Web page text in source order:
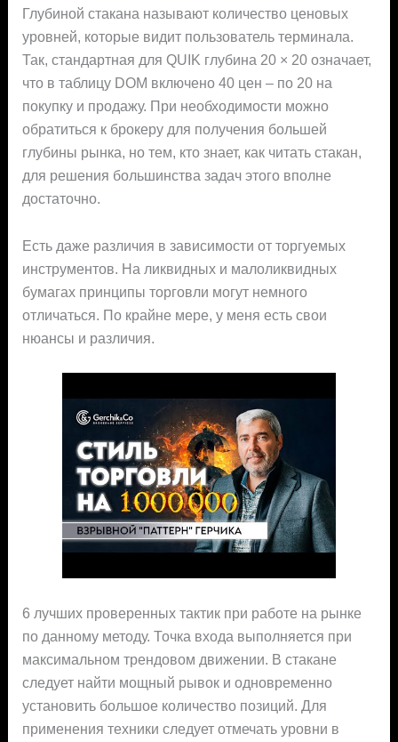
Глубиной стакана называют количество ценовых
уровней, которые видит пользователь терминала.
Так, стандартная для QUIK глубина 20 × 20 означает,
что в таблицу DOM включено 40 цен – по 20 на
покупку и продажу. При необходимости можно
обратиться к брокеру для получения большей
глубины рынка, но тем, кто знает, как читать стакан,
для решения большинства задач этого вполне
достаточно.
Есть даже различия в зависимости от торгуемых
инструментов. На ликвидных и малоликвидных
бумагах принципы торговли могут немного
отличаться. По крайне мере, у меня есть свои
нюансы и различия.
6 лучших проверенных тактик при работе на рынке
по данному методу. Точка входа выполняется при
максимальном трендовом движении. В стакане
следует найти мощный рывок и одновременно
установить большое количество позиций. Для
применения техники следует отмечать уровни в